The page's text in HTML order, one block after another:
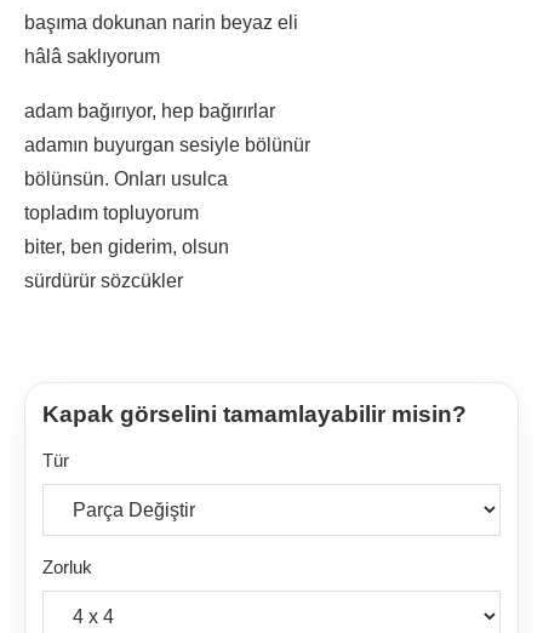
başıma dokunan narin beyaz eli
hâlâ saklıyorum
adam bağırıyor, hep bağırırlar
adamın buyurgan sesiyle bölünür
bölünsün. Onları usulca
topladım topluyorum
biter, ben giderim, olsun
sürdürür sözcükler
Kapak görselini tamamlayabilir misin?
Tür
Zorluk